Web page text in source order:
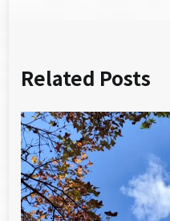
Related Posts